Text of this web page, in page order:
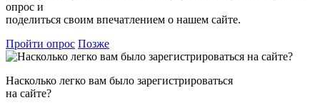
опрос и
поделиться своим впечатлением о нашем сайте.
Пройти опрос Позже
Насколько легко вам было зарегистрироваться
на сайте?